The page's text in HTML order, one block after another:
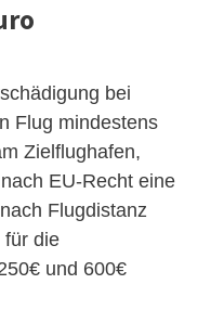
bei
Flug mindestens
Zielflughafen,
EU-Recht eine
Flugdistanz
für die
und 600€